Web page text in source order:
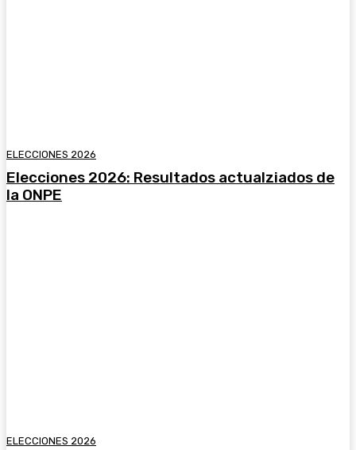
ELECCIONES 2026
Elecciones 2026: Resultados actualziados de
la ONPE
ELECCIONES 2026